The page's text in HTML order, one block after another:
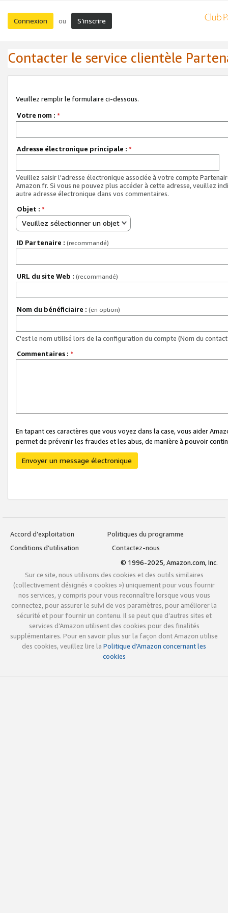
Connexion ou S’inscrire
Contacter le service clientèle
Veuillez remplir le formulaire ci-dessous.
Votre nom : *
Adresse électronique principale : *
Veuillez saisir l'adresse électronique associée à votre compte
Amazon.fr. Si vous ne pouvez plus accéder à cette adresse, veuillez
autre adresse électronique dans vos commentaires.
Objet : *
Veuillez sélectionner un objet
ID Partenaire : (recommandé)
URL du site Web : (recommandé)
Nom du bénéficiaire : (en option)
C'est le nom utilisé lors de la configuration du compte (Nom du
Commentaires : *
En tapant ces caractères que vous voyez dans la case, vous aider
permet de prévenir les fraudes et les abus, de manière à pouvoir
Envoyer un message électronique
Accord d’exploitation
Politiques du programme
Conditions d’utilisation
Contactez-nous
© 1996-2025, Amazon.com, Inc.
Sur ce site, nous utilisons des cookies et des outils similaires
(collectivement désignés « cookies ») uniquement pour vous fournir
nos services, y compris pour vous reconnaître lorsque vous vous
connectez, pour assurer le suivi de vos paramètres, pour améliorer la
sécurité et pour fournir un contenu. Il se peut que d’autres sites et
services d’Amazon utilisent des cookies pour des finalités
supplémentaires. Pour en savoir plus sur la façon dont Amazon utilise
des cookies, veuillez lire la Politique d’Amazon concernant les
cookies